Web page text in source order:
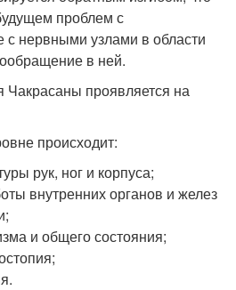
проблем с
с нервными узлами в области
в ней.
проявляется на
происходит:
рук, ног и корпуса;
внутренних органов и желез
и общего состояния;